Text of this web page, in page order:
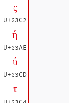
ς
U+03C2
ή
U+03AE
ύ
U+03CD
τ